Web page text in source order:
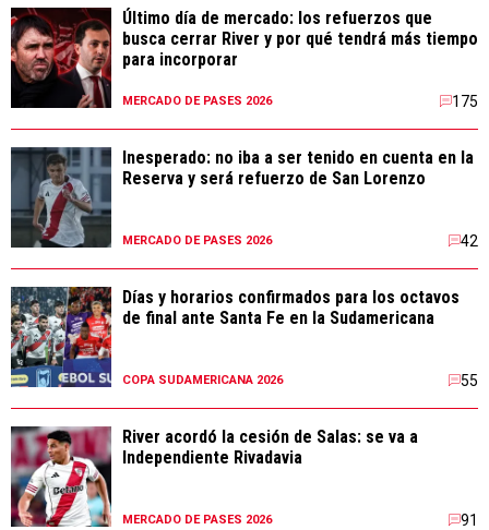
Último día de mercado: los refuerzos que
busca cerrar River y por qué tendrá más tiempo
para incorporar
MERCADO DE PASES 2026 175
Inesperado: no iba a ser tenido en cuenta en la
Reserva y será refuerzo de San Lorenzo
MERCADO DE PASES 2026 42
Días y horarios confirmados para los octavos
de final ante Santa Fe en la Sudamericana
COPA SUDAMERICANA 2026 55
River acordó la cesión de Salas: se va a
Independiente Rivadavia
MERCADO DE PASES 2026 91